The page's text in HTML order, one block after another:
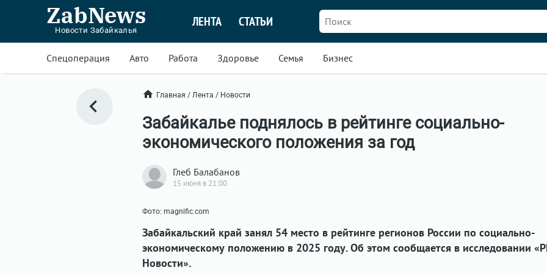
ZabNews
Новости Забайкалья
ЛЕНТА СТАТЬИ
Спецоперация Авто Работа Здоровье Семья Бизнес
Главная / Лента / Новости
Забайкалье поднялось в рейтинге социально-
экономического положения за год
Глеб Балабанов
15 июня в 21:00
Фото: magnific.com
Забайкальский край занял 54 место в рейтинге регионов России по социально-
экономическому положению в 2025 году. Об этом сообщается в исследовании
Новости».